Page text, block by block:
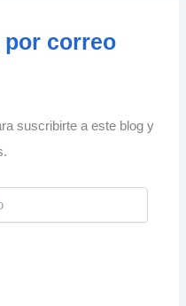
por correo
suscribirte a este blog y